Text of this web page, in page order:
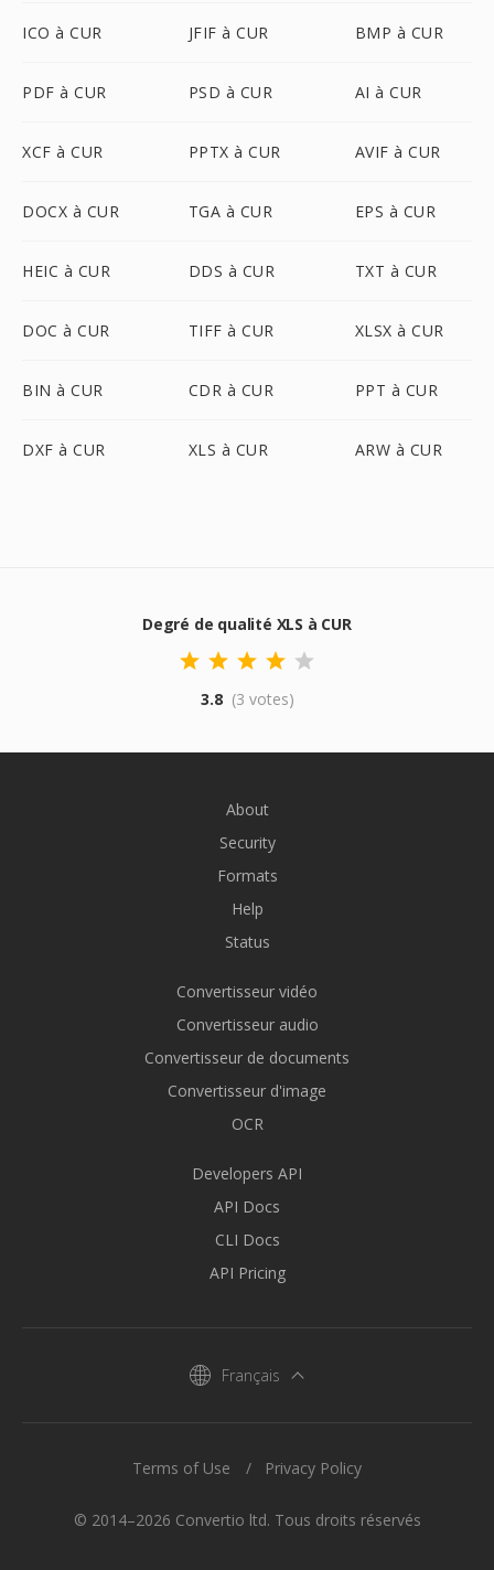
ICO à CUR JFIF à CUR BMP à CUR
PDF à CUR PSD à CUR AI à CUR
XCF à CUR PPTX à CUR AVIF à CUR
DOCX à CUR TGA à CUR EPS à CUR
HEIC à CUR DDS à CUR TXT à CUR
DOC à CUR TIFF à CUR XLSX à CUR
BIN à CUR CDR à CUR PPT à CUR
DXF à CUR XLS à CUR ARW à CUR
Degré de qualité XLS à CUR
3.8 (3 votes)
About
Security
Formats
Help
Status
Convertisseur vidéo
Convertisseur audio
Convertisseur de documents
Convertisseur d'image
OCR
Developers API
API Docs
CLI Docs
API Pricing
Français
© 2014–2026 Convertio ltd. Tous droits réservés
Terms of Use Privacy Policy